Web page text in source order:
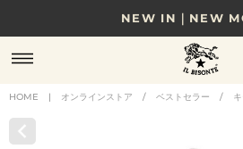
NEW IN｜NEW
8/17(月)10時まで｜税込
贈る相手やシーンから選べる、
HOME | オンラインストア / ベストセラー /